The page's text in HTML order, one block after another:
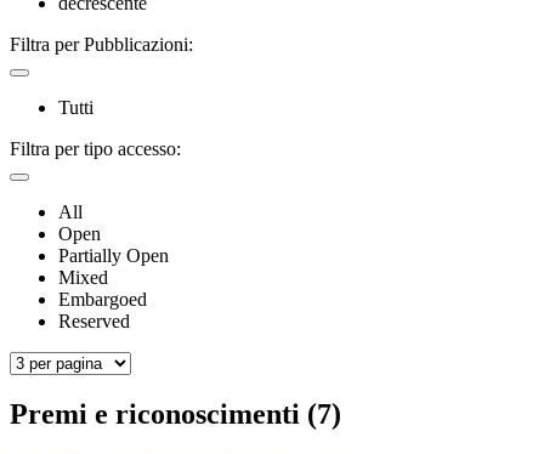
Filtra per Pubblicazioni:
Tutti
Filtra per tipo accesso:
All
Open
Partially Open
Mixed
Embargoed
Reserved
Premi e riconoscimenti (7)